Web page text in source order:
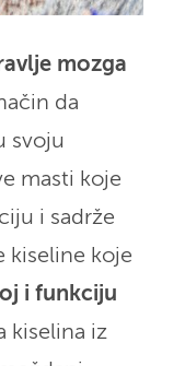
mozga
da
svoju
masti koje
i sadrže
kiseline koje
i funkciju
kiselina iz